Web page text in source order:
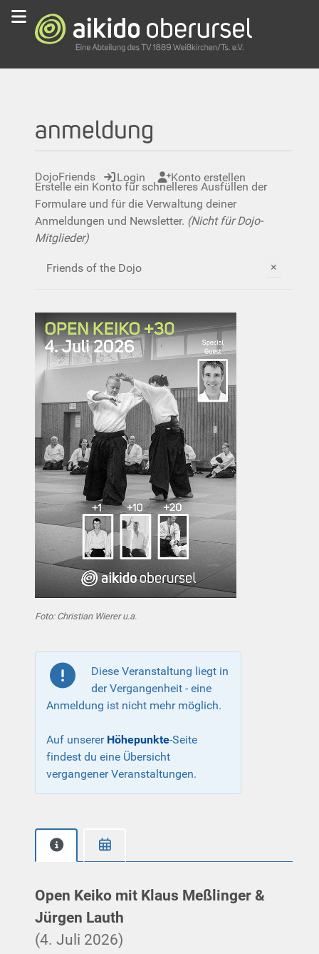
anmeldung
DojoFriends Login Konto erstellen
Erstelle ein Konto für schnelleres Ausfüllen der
Formulare und für die Verwaltung deiner
Anmeldungen und Newsletter. (Nicht für Dojo-
Mitglieder)
Friends of the Dojo ×
Foto: Christian Wierer u.a.
Diese Veranstaltung liegt in
der Vergangenheit - eine
Anmeldung ist nicht mehr möglich.
Auf unserer Höhepunkte-Seite
findest du eine Übersicht
vergangener Veranstaltungen.
Open Keiko mit Klaus Meßlinger &
Jürgen Lauth
(4. Juli 2026)